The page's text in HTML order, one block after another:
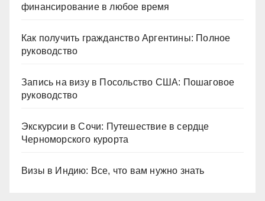
финансирование в любое время
Как получить гражданство Аргентины: Полное
руководство
Запись на визу в Посольство США: Пошаговое
руководство
Экскурсии в Сочи: Путешествие в сердце
Черноморского курорта
Визы в Индию: Все, что вам нужно знать